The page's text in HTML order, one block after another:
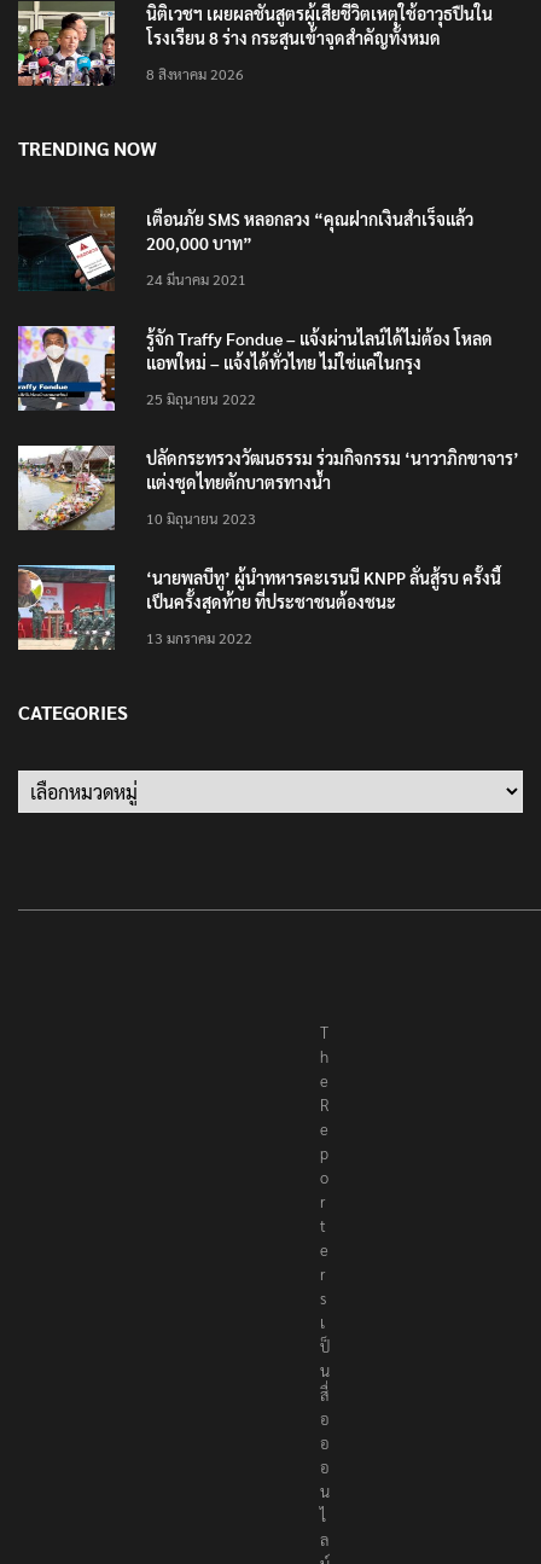
นิติเวชฯ เผยผลชันสูตรผู้เสียชีวิตเหตุใช้อาวุธปืนใน
โรงเรียน 8 ร่าง กระสุนเข้าจุดสำคัญทั้งหมด
8 สิงหาคม 2026
TRENDING NOW
เตือนภัย SMS หลอกลวง “คุณฝากเงินสำเร็จแล้ว
200,000 บาท”
24 มีนาคม 2021
รู้จัก Traffy Fondue – แจ้งผ่านไลน์ได้ไม่ต้อง โหลด
แอพใหม่ – แจ้งได้ทั่วไทย ไม่ใช่แค่ในกรุง
25 มิถุนายน 2022
ปลัดกระทรวงวัฒนธรรม ร่วมกิจกรรม ‘นาวาภิกขาจาร’
แต่งชุดไทยตักบาตรทางน้ำ
10 มิถุนายน 2023
‘นายพลบีทู’ ผู้นำทหารคะเรนนี KNPP ลั่นสู้รบ ครั้งนี้
เป็นครั้งสุดท้าย ที่ประชาชนต้องชนะ
13 มกราคม 2022
CATEGORIES
T
h
e
R
e
p
o
r
t
e
r
s
เ
ป็
น
สื่
อ
อ
อ
น
ไ
ล